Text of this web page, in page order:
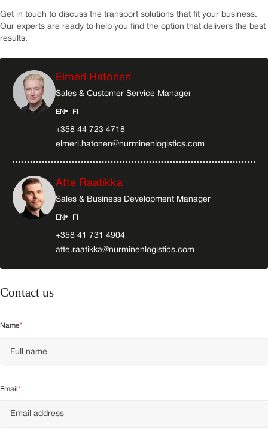
Get in touch to discuss the transport solutions that fit your business.
Our experts are ready to help you find the option that delivers the best
results.
Elmeri Hatonen
Sales & Customer Service Manager
EN FI
+358 44 723 4718
elmeri.hatonen@nurminenlogistics.com
Atte Raatikka
Sales & Business Development Manager
EN FI
+358 41 731 4904
atte.raatikka@nurminenlogistics.com
Contact us
Name
Email